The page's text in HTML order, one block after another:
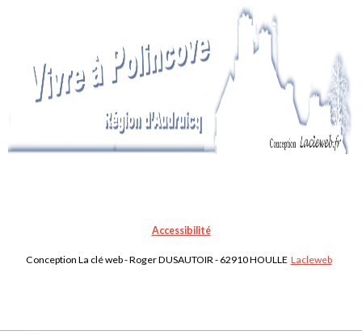
Accessibilité
Conception La clé web - Roger DUSAUTOIR - 62910 HOULLE Lacleweb